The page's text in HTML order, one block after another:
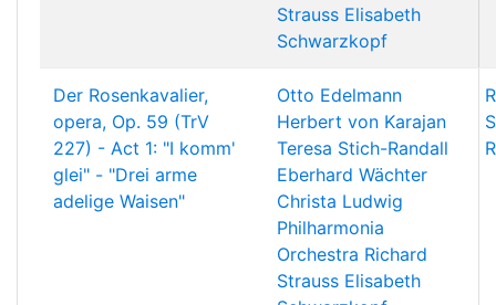
Strauss Elisabeth
Schwarzkopf
Der Rosenkavalier,
opera, Op. 59 (TrV
227) - Act 1: "I komm'
glei" - "Drei arme
adelige Waisen"
Otto Edelmann
Herbert von Karajan
Teresa Stich-Randall
Eberhard Wächter
Christa Ludwig
Philharmonia
Orchestra Richard
Strauss Elisabeth